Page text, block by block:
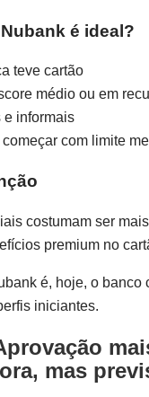
é ideal?
teve cartão
médio ou em
e informais
com limite
costumam ser
premium no
é, hoje, o banco
iniciantes.
mas